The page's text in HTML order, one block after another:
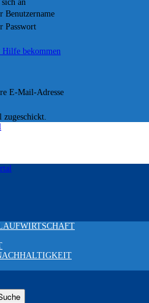
an
Benutzername
Passwort
Hilfe bekommen
E-Mail-Adresse